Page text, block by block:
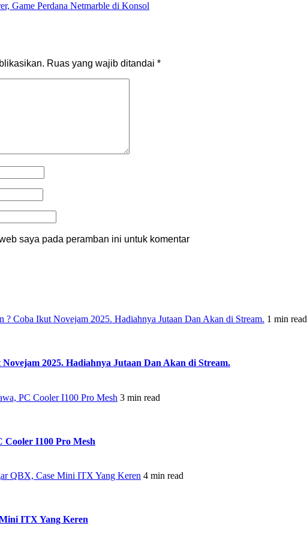
Game Perdana Netmarble di Konsol
Ruas yang wajib ditandai *
saya pada peramban ini untuk komentar
? Coba Ikut Novejam 2025. Hadiahnya Jutaan Dan Akan di Stream. 1 min read
2025. Hadiahnya Jutaan Dan Akan di Stream.
PC Cooler I100 Pro Mesh 3 min read
I100 Pro Mesh
QBX, Case Mini ITX Yang Keren 4 min read
ITX Yang Keren